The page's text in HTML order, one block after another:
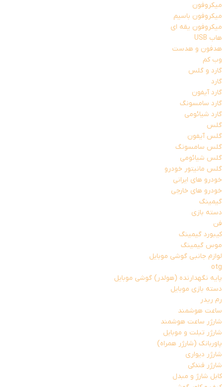
میکروفون
میکروفون باسیم
میکروفون یقه ای
هاب USB
هدفون و هدست
وب کم
گارد و گلس
گارد
گارد آیفون
گارد سامسونگ
گارد شیائومی
گلس
گلس آیفون
گلس سامسونگ
گلس شیائومی
گلس مانیتور خودرو
خودرو های ایرانی
خودرو های خارجی
گیمینگ
دسته بازی
فن
کیبورد گیمینگ
موس گیمینگ
لوازم جانبی گوشی موبایل
otg
پایه نگهدارنده (هولدر) گوشی موبایل
دسته بازی موبایل
رم ریدر
ساعت هوشمند
شارژر ساعت هوشمند
شارژر تبلت و موبایل
پاوربانک (شارژر همراه)
شارژر دیواری
شارژر فندکی
کابل شارژ و مبدل